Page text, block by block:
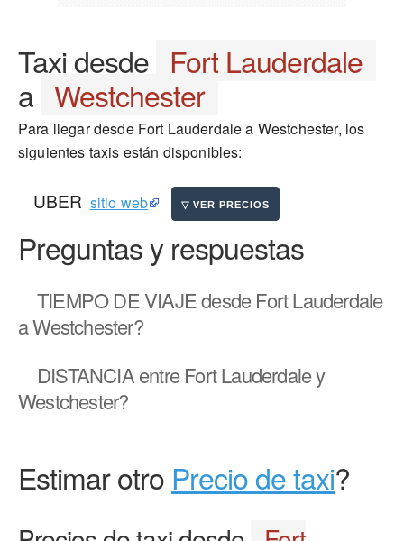
Taxi desde Fort Lauderdale
a Westchester
Para llegar desde Fort Lauderdale a Westchester, los
siguientes taxis están disponibles:
UBER sitio web
Preguntas y respuestas
TIEMPO DE VIAJEdesde Fort Lauderdale
a Westchester?
DISTANCIAentre Fort Lauderdale y
Westchester?
Estimar otro Precio de taxi?